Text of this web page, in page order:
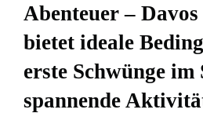
Abenteuer –
bietet ideale
erste Schwünge im
spannende